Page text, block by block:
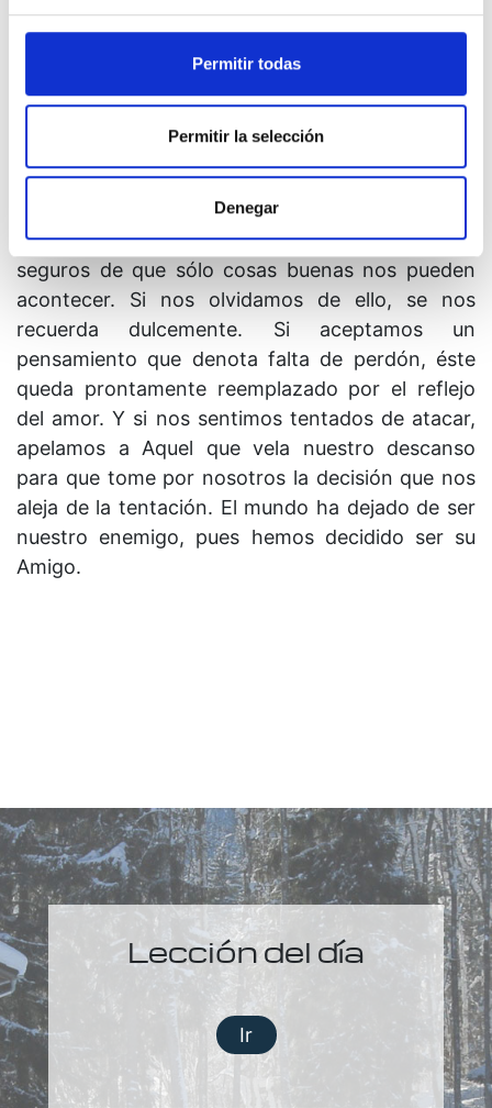
Permitir todas
Permitir la selección
Denegar
que se encomienda a Dios ha puesto también al
recurrido en busca de consuelo y seguridad. Ha
dejado a un lado las enfermizas ilusiones del
mundo junto con las suyas, y de este modo le
ofrece paz al mundo, así como a sí mismo.
9. Ahora sí que nos hemos salvado. Pues
descansamos despreocupados en Sus Manos,
seguros de que sólo cosas buenas nos pueden
acontecer. Si nos olvidamos de ello, se nos
recuerda dulcemente. Si aceptamos un
pensamiento que denota falta de perdón, éste
queda prontamente reemplazado por el reflejo
del amor. Y si nos sentimos tentados de atacar,
apelamos a Aquel que vela nuestro descanso
para que tome por nosotros la decisión que nos
aleja de la tentación. El mundo ha dejado de ser
nuestro enemigo, pues hemos decidido ser su
Amigo.
Lección del día
Ir